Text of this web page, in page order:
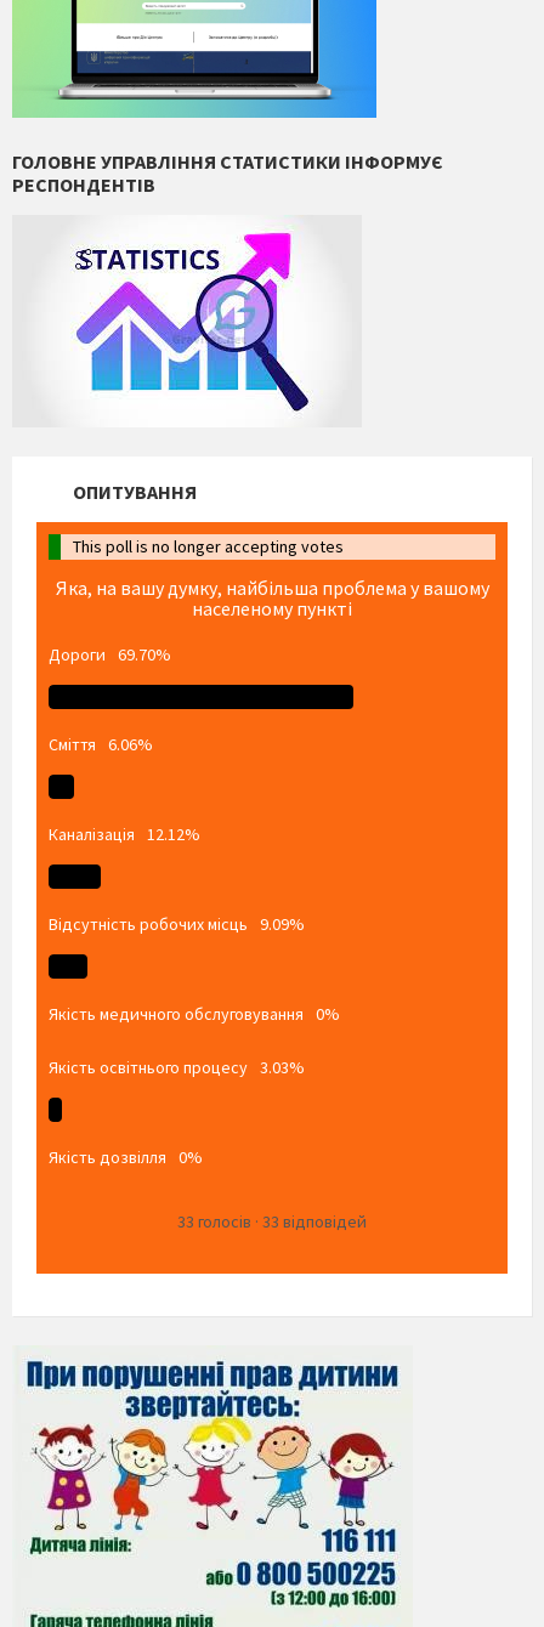
ГОЛОВНЕ УПРАВЛІННЯ СТАТИСТИКИ ІНФОРМУЄ
РЕСПОНДЕНТІВ
ОПИТУВАННЯ
This poll is no longer accepting votes
Яка, на вашу думку, найбільша проблема у вашому
населеному пункті
Дороги 69.70%
Сміття 6.06%
Каналізація 12.12%
Відсутність робочих місць 9.09%
Якість медичного обслуговування 0%
Якість освітнього процесу 3.03%
Якість дозвілля 0%
33 голосів · 33 відповідей